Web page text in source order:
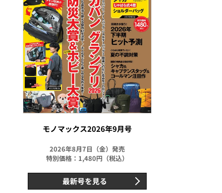
モノマックス2026年9月号
2026年8月7日（金）発売
特別価格：1,480円（税込）
最新号を見る